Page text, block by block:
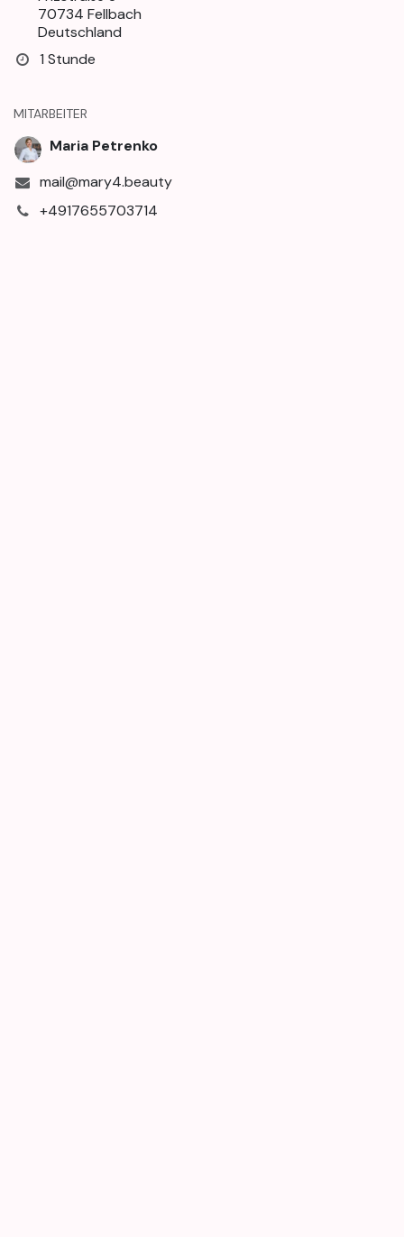
70734 Fellbach
Deutschland
1 Stunde
MITARBEITER
Maria Petrenko
mail@mary4.beauty
+4917655703714